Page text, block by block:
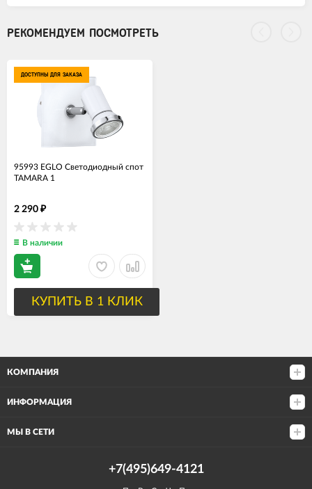
РЕКОМЕНДУЕМ ПОСМОТРЕТЬ
ДОСТУПНЫ ДЛЯ ЗАКАЗА
95993 EGLO Светодиодный спот
TAMARA 1
2 290 ₽
В наличии
КУПИТЬ В 1 КЛИК
КОМПАНИЯ
ИНФОРМАЦИЯ
МЫ В СЕТИ
+7(495)649-4121